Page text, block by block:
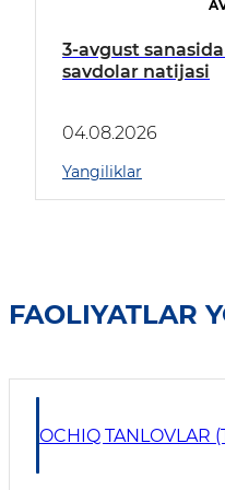
3-avgust
savdolar natijasi
04.08.2026
Yangiliklar
FAOLIYATLAR
OCHIQ TANLOVLAR